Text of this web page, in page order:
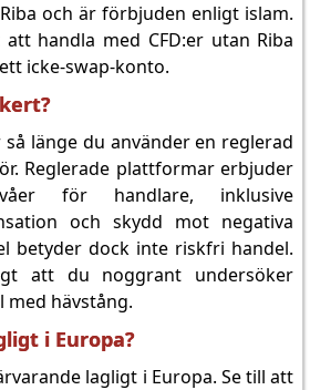
och är förbjuden enligt islam.
handla med CFD:er utan Riba
icke-swap-konto.
så länge du använder en reglerad
Reglerade plattformar erbjuder
för handlare, inklusive
och skydd mot negativa
betyder dock inte riskfri handel.
att du noggrant undersöker
med hävstång.
i Europa?
lagligt i Europa. Se till att